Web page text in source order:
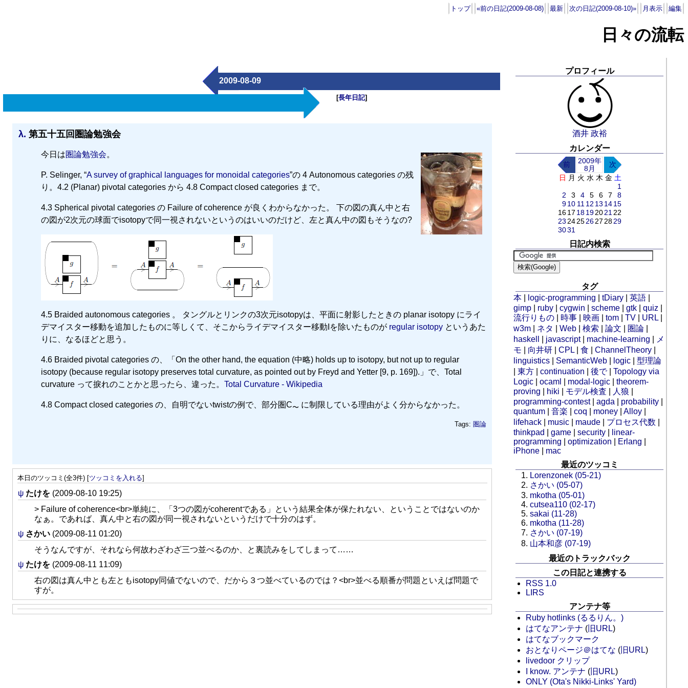
トップ «前の日記(2009-08-08) 最新 次の日記(2009-08-10)» 月表示 編集
日々の流転
2009-08-09
[長年日記]
λ. 第五十五回圏論勉強会
今日は圏論勉強会。
P. Selinger, “A survey of graphical languages for monoidal categories”の 4 Autonomous categories の残
り。4.2 (Planar) pivotal categories から 4.8 Compact closed categories まで。
4.3 Spherical pivotal categories の Failure of coherence が良くわからなかった。 下の図の真ん中と右
の図が2次元の球面でisotopyで同一視されないというのはいいのだけど、左と真ん中の図もそうなの?
4.5 Braided autonomous categories 。 タングルとリンクの3次元isotopyは、平面に射影したときの planar isotopy にライ
デマイスター移動を追加したものに等しくて、そこからライデマイスター移動Iを除いたものが regular isotopyというあた
りに、なるほどと思う。
4.6 Braided pivotal categories の、「On the other hand, the equation (中略) holds up to isotopy, but not up to regular
isotopy (because regular isotopy preserves total curvature, as pointed out by Freyd and Yetter [9, p. 169]).」で、Total
curvature って捩れのことかと思ったら、違った。 Total Curvature - Wikipedia
4.8 Compact closed categories の、自明でないtwistの例で、部分圏C〜に制限している理由がよく分からなかった。
Tags: 圏論
本日のツッコミ(全3件) [ツッコミを入れる]
ψ たけを (2009-08-10 19:25)
> Failure of coherence<br>単純に、「3つの図がcoherentである」という結果全体が保たれない、ということではないのか
なぁ。であれば、真ん中と右の図が同一視されないというだけで十分のはず。
ψ さかい (2009-08-11 01:20)
そうなんですが、それなら何故わざわざ三つ並べるのか、と裏読みをしてしまって……
ψ たけを (2009-08-11 11:09)
右の図は真ん中とも左ともisotopy同値でないので、だから３つ並べているのでは？<br>並べる順番が問題といえば問題で
すが。
プロフィール
酒井 政裕
カレンダー
前
2009年
8月
次
日 月 火 水 木 金 土
1
2
3 4 5 6 7
8
9 10 11 12 13 14 15
16 17 18 19 20 21 22
23 24 25 26 27 28 29
3031
日記内検索
タグ
本
logic-programming |tDiary |英語
gimp
ruby |cygwin |scheme |gtk |quiz
流行りもの
時事 映画 |tom |TV URL
w3m
ネタ |Web |検索 |論文 圏論
haskell
javascript| machine-learning
メ
モ
向井研 |CPL |食 |ChannelTheory
linguistics
SemanticWeb logic |型理論
|東方 |continuation |後で|Topology via
Logic |ocaml modal-logic |theorem-
proving
hiki モデル検査 人狼
programming-contest|agda probability
quantum |音楽 |coq money |Alloy
lifehack
music maude プロセス代数
thinkpad
|game |security
linear-
programming |optimization Erlang
iPhone
mac
最近のツッコミ
Lorenzonek (05-21)
さかい (05-07)
mkotha (05-01)
cutsea110 (02-17)
sakai (11-28)
mkotha (11-28)
さかい (07-19)
山本和彦 (07-19)
最近のトラックバック
この日記と連携する
RSS 1.0
LIRS
アンテナ等
Ruby hotlinks (るるりん。)
はてなアンテナ ( 旧URL)
はてなブックマーク
おとなりページ＠はてな ( 旧URL)
livedoor クリップ
I know. アンテナ ( 旧URL)
ONLY (Ota's Nikki-Links' Yard)